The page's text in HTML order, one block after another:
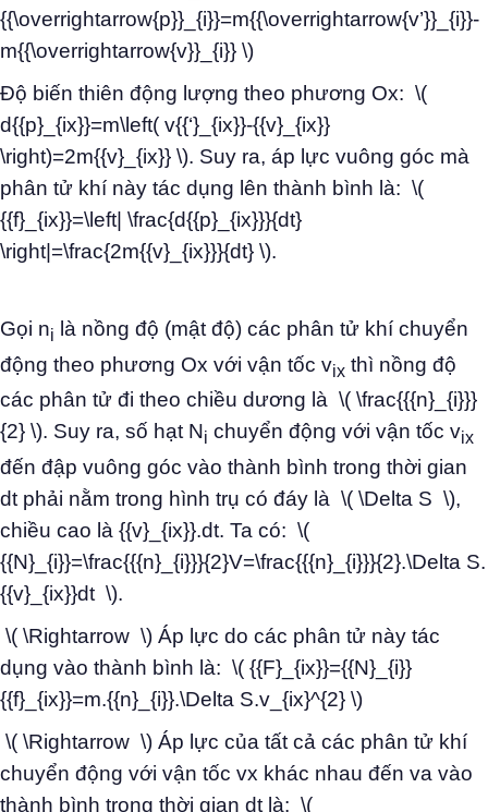
{{\overrightarrow{p}}_{i}}=m{{\overrightarrow{v’}}_{i}}-
m{{\overrightarrow{v}}_{i}} \)
Độ biến thiên động lượng theo phương Ox: \(
d{{p}_{ix}}=m\left( v{{‘}_{ix}}-{{v}_{ix}}
\right)=2m{{v}_{ix}} \). Suy ra, áp lực vuông góc mà
phân tử khí này tác dụng lên thành bình là: \(
{{f}_{ix}}=\left| \frac{d{{p}_{ix}}}{dt}
\right|=\frac{2m{{v}_{ix}}}{dt} \).
Gọi ni là nồng độ (mật độ) các phân tử khí chuyển
động theo phương Ox với vận tốc vix thì nồng độ
các phân tử đi theo chiều dương là \( \frac{{{n}_{i}}}
{2} \). Suy ra, số hạt Ni chuyển động với vận tốc vix
đến đập vuông góc vào thành bình trong thời gian
dt phải nằm trong hình trụ có đáy là \( \Delta S \),
chiều cao là {{v}_{ix}}.dt. Ta có: \(
{{N}_{i}}=\frac{{{n}_{i}}}{2}V=\frac{{{n}_{i}}}{2}.\Delta S.
{{v}_{ix}}dt \).
\( \Rightarrow \) Áp lực do các phân tử này tác
dụng vào thành bình là: \( {{F}_{ix}}={{N}_{i}}
{{f}_{ix}}=m.{{n}_{i}}.\Delta S.v_{ix}^{2} \)
\( \Rightarrow \) Áp lực của tất cả các phân tử khí
chuyển động với vận tốc vx khác nhau đến va vào
thành bình trong thời gian dt là: \(